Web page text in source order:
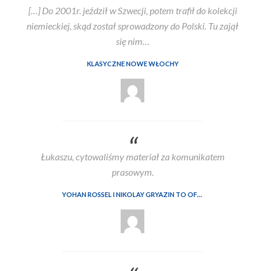
[…] Do 2001r. jeździł w Szwecji, potem trafił do kolekcji
niemieckiej, skąd został sprowadzony do Polski. Tu zajął
się nim…
KLASYCZNE NOWE WŁOCHY
Łukaszu, cytowaliśmy materiał za komunikatem
prasowym.
YOHAN ROSSEL I NIKOLAY GRYAZIN TO OFICJALNI KIEROWCY LANCIA CORSE HF W WRC2 W 2026